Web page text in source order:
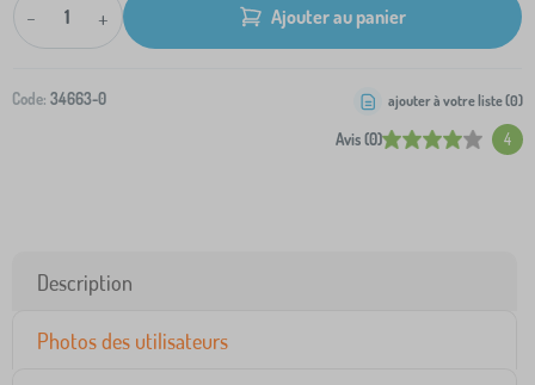
- + Ajouter au panier
Code: 34663-0
Avis (0) 4
ajouter à votre liste (0)
Description
Photos des utilisateurs